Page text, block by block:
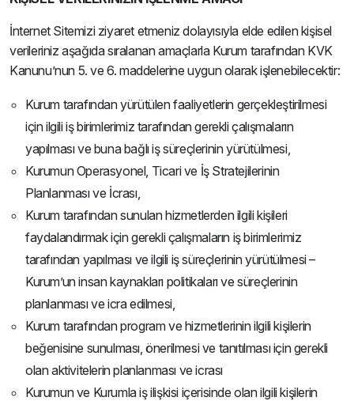
İnternet Sitemizi ziyaret etmeniz dolayısıyla elde edilen kişisel
verileriniz aşağıda sıralanan amaçlarla Kurum tarafından KVK
Kanunu’nun 5. ve 6. maddelerine uygun olarak işlenebilecektir:
Kurum tarafından yürütülen faaliyetlerin gerçekleştirilmesi
için ilgili iş birimlerimiz tarafından gerekli çalışmaların
yapılması ve buna bağlı iş süreçlerinin yürütülmesi,
Kurumun Operasyonel, Ticari ve İş Stratejilerinin
Planlanması ve İcrası,
Kurum tarafından sunulan hizmetlerden ilgili kişileri
faydalandırmak için gerekli çalışmaların iş birimlerimiz
tarafından yapılması ve ilgili iş süreçlerinin yürütülmesi –
Kurum’un insan kaynakları politikaları ve süreçlerinin
planlanması ve icra edilmesi,
Kurum tarafından program ve hizmetlerinin ilgili kişilerin
beğenisine sunulması, önerilmesi ve tanıtılması için gerekli
olan aktivitelerin planlanması ve icrası
Kurumun ve Kurumla iş ilişkisi içerisinde olan ilgili kişilerin